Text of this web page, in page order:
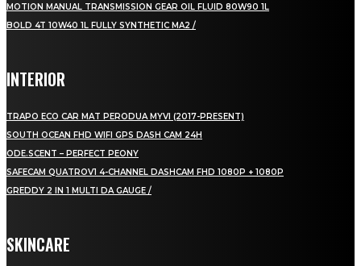
MOTION MANUAL TRANSMISSION GEAR OIL FLUID 80W90 1L
BOLD 4T 10W40 1L FULLY SYNTHETIC MA2 /
INTERIOR
TRAPO ECO CAR MAT PERODUA MYVI (2017-PRESENT)
SOUTH OCEAN FHD WIFI GPS DASH CAM 24H
ODE.SCENT – PERFECT PEONY
SAFECAM QUATROV1 4-CHANNEL DASHCAM FHD 1080P + 1080P
GREDDY 2 IN 1 MULTI DA GAUGE /
SKINCARE